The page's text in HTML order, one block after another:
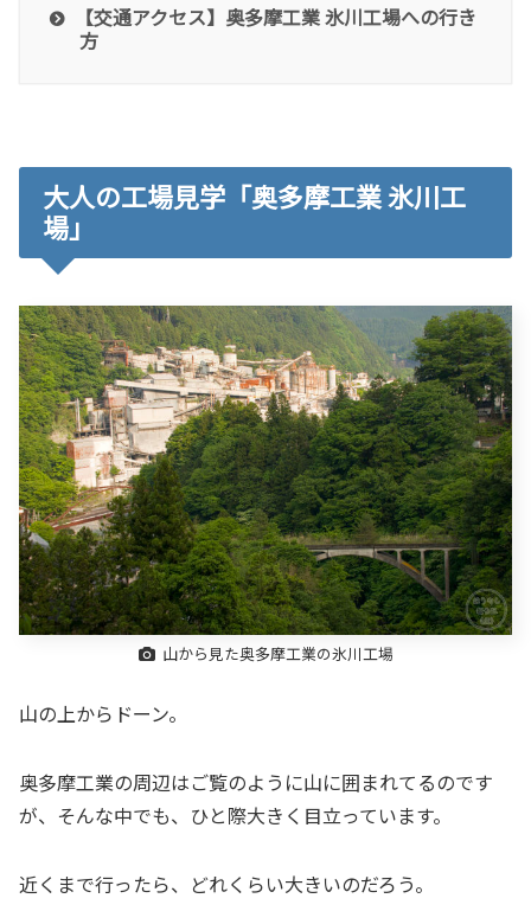
【交通アクセス】奥多摩工業 氷川工場への行き
方
大人の工場見学「奥多摩工業 氷川工
場」
山から見た奥多摩工業の氷川工場
山の上からドーン。
奥多摩工業の周辺はご覧のように山に囲まれてるのです
が、そんな中でも、ひと際大きく目立っています。
近くまで行ったら、どれくらい大きいのだろう。